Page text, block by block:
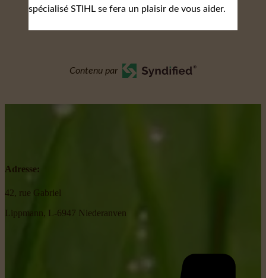
spécialisé STIHL se fera un plaisir de vous aider.
Contenu par
Adresse:
42, rue Gabriel
Lippmann, L-6947 Niederanven